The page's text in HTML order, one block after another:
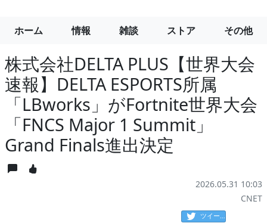
ホーム 情報 雑談 ストア その他
株式会社DELTA PLUS【世界大会
速報】DELTA ESPORTS所属
「LBworks」がFortnite世界大会
「FNCS Major 1 Summit」
Grand Finals進出決定
2026.05.31 10:03
CNET
ツイート